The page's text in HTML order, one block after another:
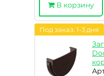
В корзину
Под заказ: 1-3 дня